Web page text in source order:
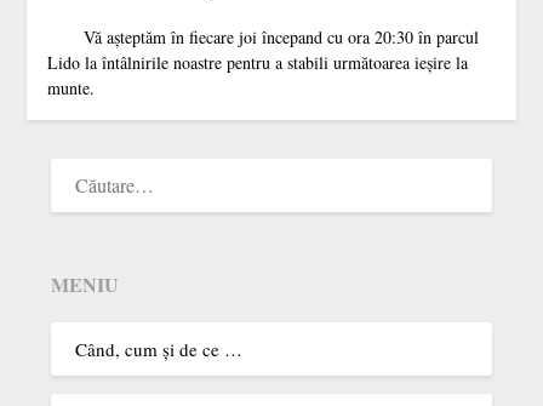
Vă aşteptăm în fiecare joi începand cu ora 20:30 în parcul
Lido la întâlnirile noastre pentru a stabili următoarea ieşire la
munte.
MENIU
Când, cum şi de ce …